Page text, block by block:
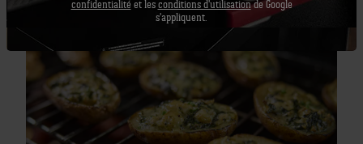
confidentialité et les conditions d'utilisationde Google
s'appliquent.